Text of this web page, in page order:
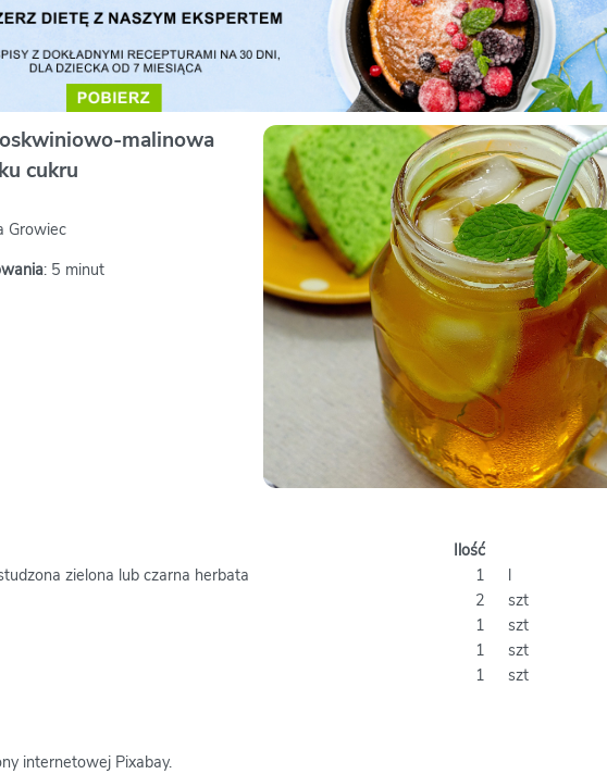
malinowa
cukru
Growiec
: 5 minut
Ilość
zielona lub czarna herbata
1
l
2
szt
1
szt
1
szt
1 szt
internetowej Pixabay.